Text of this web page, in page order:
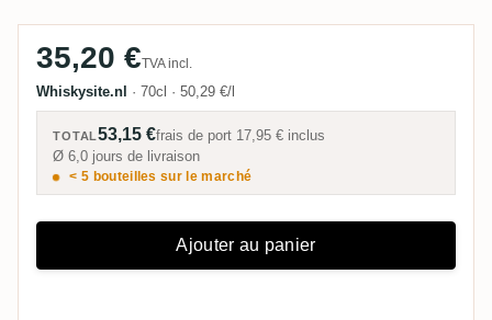
35,20 €TVA incl.
Whiskysite.nl · 70cl · 50,29 €/l
TOTAL53,15 €frais de port 17,95 € inclus
Ø 6,0 jours de livraison
< 5 bouteilles sur le marché
Ajouter au panier